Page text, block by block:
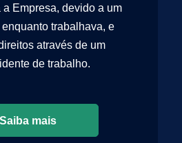
a Empresa, devido a um
trabalhava, e
através de um
de trabalho.
Saiba mais